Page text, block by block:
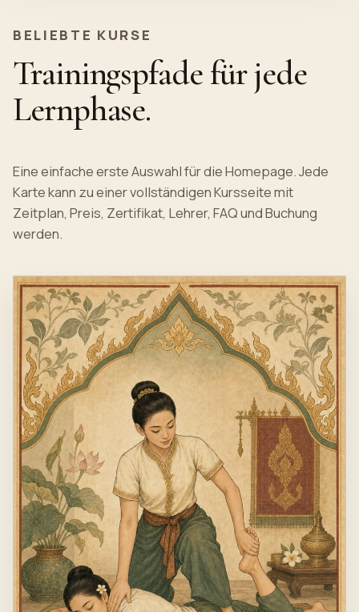
BELIEBTE KURSE
Trainingspfade für jede
Lernphase.
Eine einfache erste Auswahl für die Homepage. Jede
Karte kann zu einer vollständigen Kursseite mit
Zeitplan, Preis, Zertifikat, Lehrer, FAQ und Buchung
werden.